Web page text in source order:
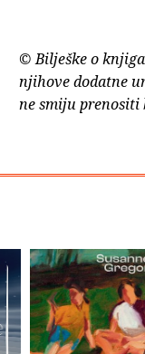
© Bilješke o
njihove dodatne
ne smiju prenositi